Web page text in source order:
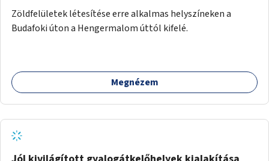
Zöldfelületek létesítése erre alkalmas helyszíneken a
Budafoki úton a Hengermalom úttól kifelé.
Megnézem